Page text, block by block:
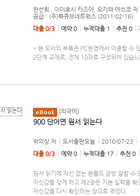
한선희 , 이이호시 카즈야, 오가와 야쓰코 저
공급 : (주)북큐브네트웍스 (2011-02-16)
대출 0/3
예약 0 누적대출 1 추천 0
* 본 도서의 부록은 PC환경에서 이용할 수 있
2단계 교재로, 전체 10과로 구성되어 있습
[외국어]
900 단어면 원서 읽는다
박의상 저 도서출판오늘 2010-07-23
대출 0/3
예약 0 누적대출 17 추천 0
원서 읽기에 자신 없는 분들도 금방 잘할 수
자신감을 갖게 하고 제2장은 기본 실력을
자신감을 다시 확인하는 장으로 엮었다.